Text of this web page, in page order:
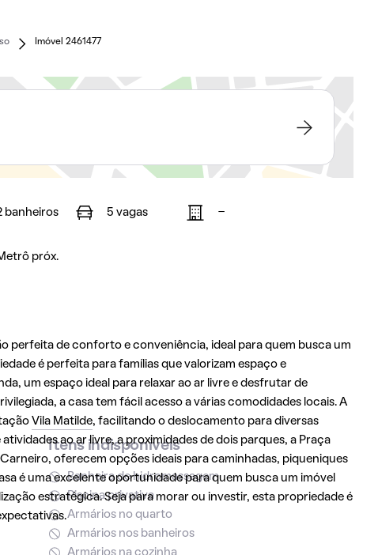
Imóvel 2461477
banheiros 5 vagas -
próx.
perfeita de conforto e conveniência, ideal para quem busca um
é perfeita para famílias que valorizam espaço e
um espaço ideal para relaxar ao ar livre e desfrutar de
a casa tem fácil acesso a várias comodidades locais. A
Vila Matilde, facilitando o deslocamento para diversas
ao ar livre, a proximidades de dois parques, a Praça
oferecem opções ideais para caminhadas, piqueniques
é uma excelente oportunidade para quem busca um imóvel
estratégica. Seja para morar ou investir, esta propriedade é
Itens indisponíveis
Banheira de hidromassagem
Piscina privativa
Armários no quarto
Armários nos banheiros
Armários na cozinha